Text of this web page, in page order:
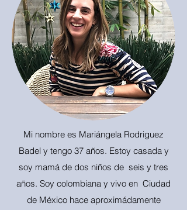
Mi nombre es Mariángela Rodriguez
Badel y tengo 37 años. Estoy casada y
soy mamá de dos niños de seis y tres
años. Soy colombiana y vivo en Ciudad
de México hace aproximádamente